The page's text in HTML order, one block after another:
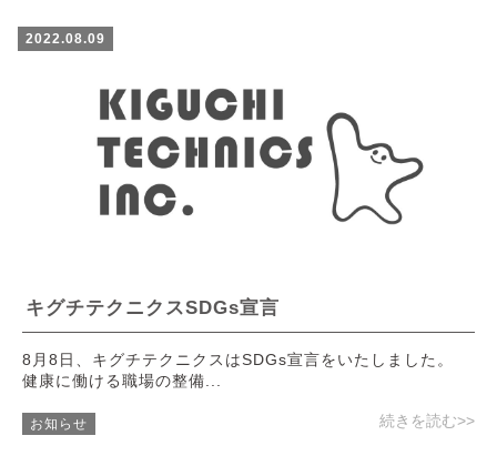
2022.08.09
キグチテクニクスSDGs宣言
8月8日、キグチテクニクスはSDGs宣言をいたしました。
健康に働ける職場の整備...
お知らせ 続きを読む>>